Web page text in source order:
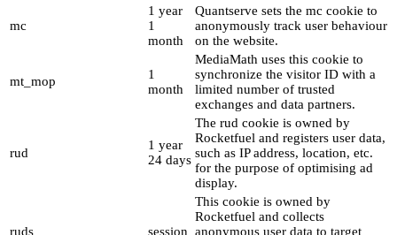
mc
1 year
1
month
Quantserve sets the mc cookie to
anonymously track user behaviour
on the website.
mt_mop
1
month
MediaMath uses this cookie to
synchronize the visitor ID with a
limited number of trusted
exchanges and data partners.
rud
1 year
24 days
The rud cookie is owned by
Rocketfuel and registers user data,
such as IP address, location, etc.
for the purpose of optimising ad
display.
ruds session
This cookie is owned by
Rocketfuel and collects
anonymous user data to target